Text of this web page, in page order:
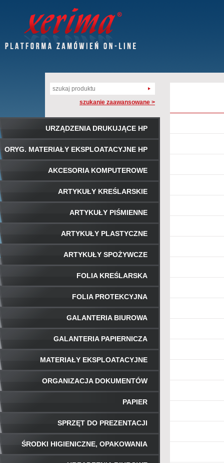
szukanie zaawansowane >
URZĄDZENIA DRUKUJĄCE HP
ORYG. MATERIAŁY EKSPLOATACYJNE HP
AKCESORIA KOMPUTEROWE
ARTYKUŁY KREŚLARSKIE
ARTYKUŁY PIŚMIENNE
ARTYKUŁY PLASTYCZNE
ARTYKUŁY SPOŻYWCZE
FOLIA KREŚLARSKA
FOLIA PROTEKCYJNA
GALANTERIA BIUROWA
GALANTERIA PAPIERNICZA
MATERIAŁY EKSPLOATACYJNE
ORGANIZACJA DOKUMENTÓW
PAPIER
SPRZĘT DO PREZENTACJI
ŚRODKI HIGIENICZNE, OPAKOWANIA